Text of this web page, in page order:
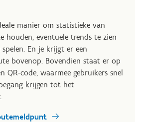
manier om statistieke van
houden, eventuele trends te zien
En je krijgt er een
bovenop. Bovendien staat er op
QR-code, waarmee gebruikers snel
krijgen tot het